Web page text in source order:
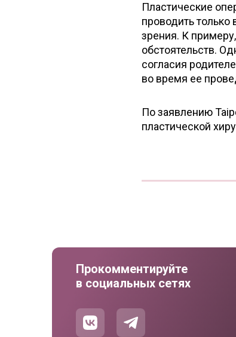
Пластические
проводить
зрения. К
обстоятельств.
согласия
во время ее
По заявлению
пластической
Прокомментируйте
в социальных сетях